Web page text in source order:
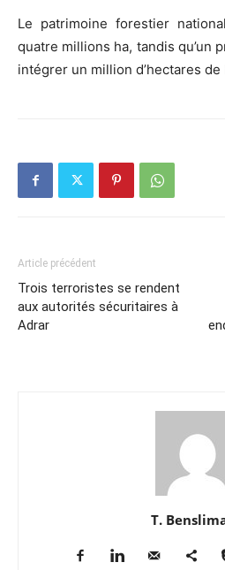
Le patrimoine forestier
quatre millions ha, tandis qu’un
intégrer un million d’hectares
Article précédent
Trois terroristes se rendent
aux autorités sécuritaires à
Adrar
T.